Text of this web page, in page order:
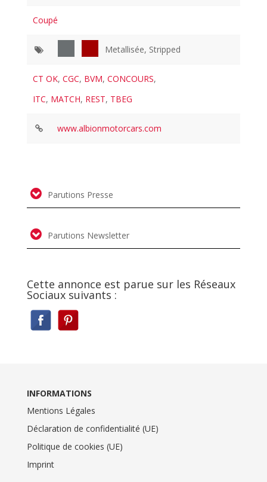
Coupé
Metallisée, Stripped
CT OK,CGC, BVM,CONCOURS,
ITC, MATCH, REST, TBEG
www.albionmotorcars.com
Parutions Presse
Parutions Newsletter
Cette annonce est parue sur les Réseaux
Sociaux suivants :
INFORMATIONS
Mentions Légales
Déclaration de confidentialité (UE)
Politique de cookies (UE)
Imprint